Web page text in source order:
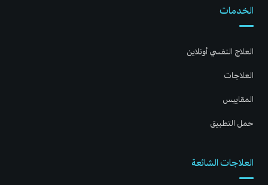
الخدمات
العلاج النفسي أونلاين
العلاجات
المقاييس
حمل التطبيق
العلاجات الشائعة